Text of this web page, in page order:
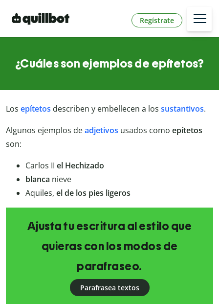
Regístrate
¿Cuáles son ejemplos de epítetos?
Los epítetos describen y embellecen a los sustantivos.
Algunos ejemplos deadjetivos usados como epítetos
son:
Carlos II el Hechizado
blanca nieve
Aquiles, el de los pies ligeros
Ajusta tu escritura al estilo que
quieras con los modos de
parafraseo.
Parafrasea textos